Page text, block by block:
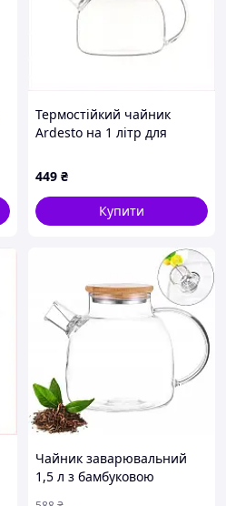
Термостійкий чайник
Ardesto на 1 літр для
6MBE740531
449 ₴
Купити
Чайник заварювальний
1,5 л з бамбуковою